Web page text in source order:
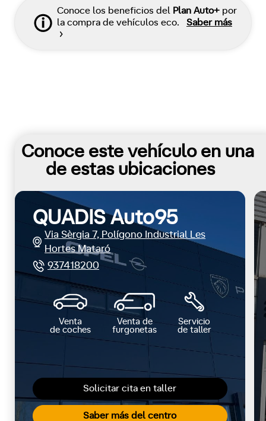
Conoce los beneficios del Plan Auto+ por
la compra de vehículos eco.
Saber más
Conoce este vehículo en una
de estas ubicaciones
Solicitar cita en taller
Saber más del centro
QUADIS Auto95
Via Sèrgia 7, Polígono Industrial Les
Hortes Mataró
937418200
Venta
de coches
Venta de
furgonetas
Servicio
de taller